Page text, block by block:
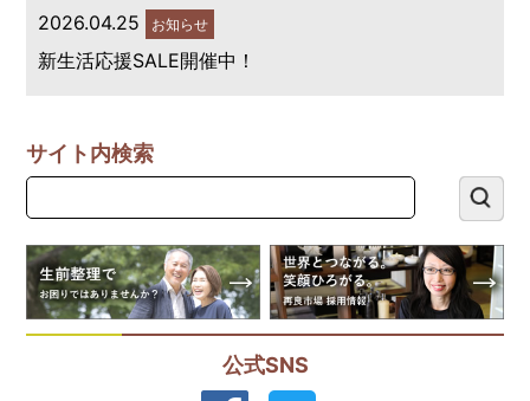
2026.04.25 お知らせ
新生活応援SALE開催中！
サイト内検索
公式SNS